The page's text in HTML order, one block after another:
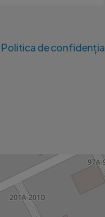
Politica de